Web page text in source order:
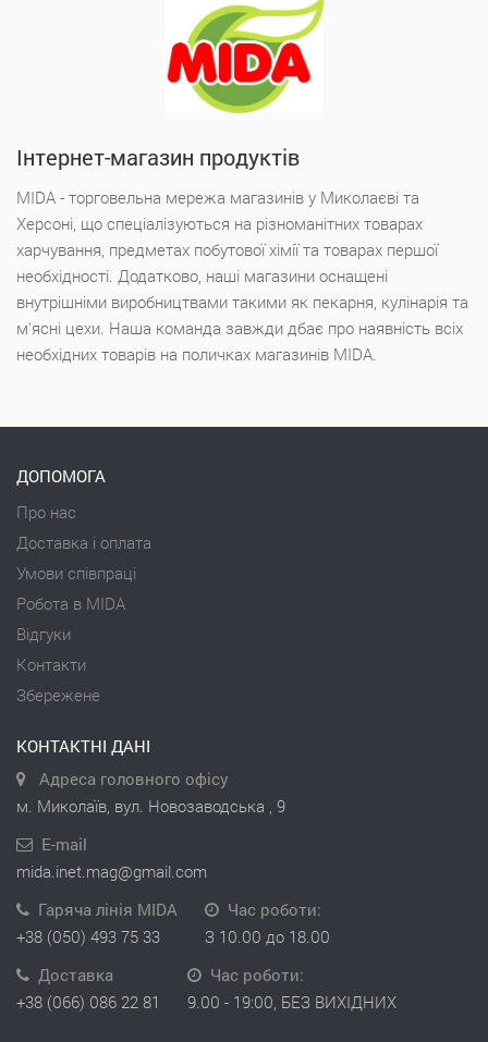
Інтернет-магазин продуктів
MIDA - торговельна мережа магазинів у Миколаєві та
Херсоні, що спеціалізуються на різноманітних товарах
харчування, предметах побутової хімії та товарах першої
необхідності. Додатково, наші магазини оснащені
внутрішніми виробництвами такими як пекарня, кулінарія та
м'ясні цехи. Наша команда завжди дбає про наявність всіх
необхідних товарів на поличках магазинів MIDA.
ДОПОМОГА
Про нас
Доставка і оплата
Умови співпраці
Робота в MIDA
Відгуки
Контакти
Збережене
КОНТАКТНІ ДАНІ
Адреса головного офісу
м. Миколаїв, вул. Новозаводська , 9
E-mail
mida.inet.mag@gmail.com
Гаряча лінія MIDA
+38 (050) 493 75 33
Час роботи:
З 10.00 до 18.00
Доставка
+38 (066) 086 22 81
Час роботи:
9.00 - 19:00, БЕЗ ВИХІДНИХ